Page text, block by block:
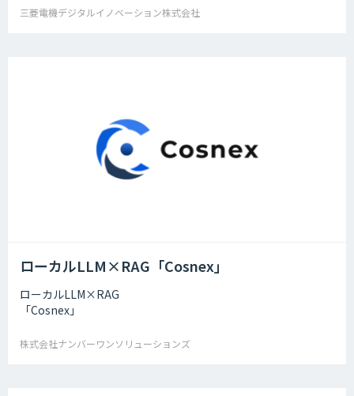
三菱電機デジタルイノベーション株式会社
ローカルLLM×RAG「Cosnex」
ローカルLLM×RAG
「Cosnex」
株式会社ナンバーワンソリューションズ